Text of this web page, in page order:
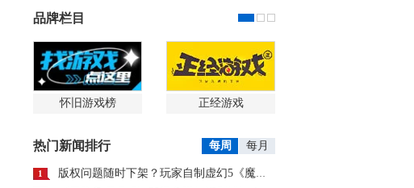
品牌栏目
怀旧游戏榜 正经游戏
热门新闻排行 每周 每月
1 版权问题随时下架？玩家自制虚幻5《魔兽世界》8月15日上线